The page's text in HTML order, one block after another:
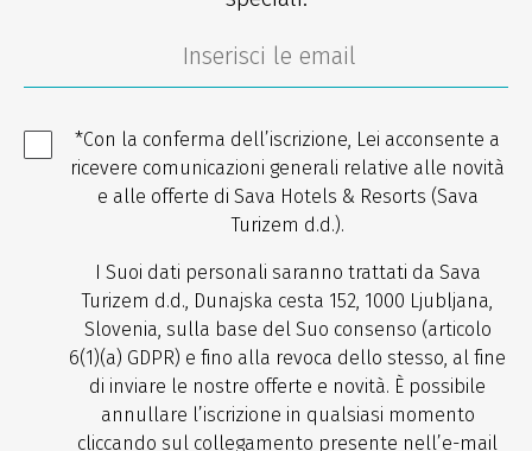
*Con la conferma dell’iscrizione, Lei acconsente a
ricevere comunicazioni generali relative alle novità
e alle offerte di Sava Hotels & Resorts (Sava
Turizem d.d.).
I Suoi dati personali saranno trattati da Sava
Turizem d.d., Dunajska cesta 152, 1000 Ljubljana,
Slovenia, sulla base del Suo consenso (articolo
6(1)(a) GDPR) e fino alla revoca dello stesso, al fine
di inviare le nostre offerte e novità. È possibile
annullare l’iscrizione in qualsiasi momento
cliccando sul collegamento presente nell’e-mail